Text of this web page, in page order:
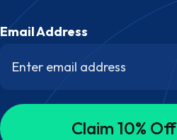
Email Address
Claim 10% Off